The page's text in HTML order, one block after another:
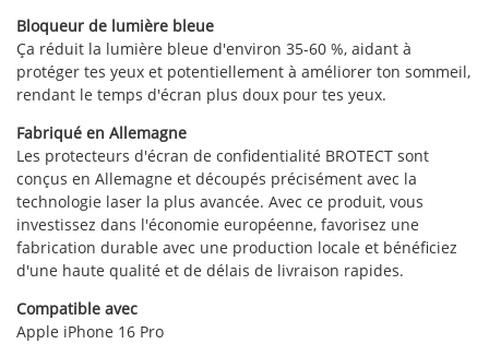
Bloqueur de lumière bleue
Ça réduit la lumière bleue d'environ 35-60 %, aidant à
protéger tes yeux et potentiellement à améliorer ton sommeil,
rendant le temps d'écran plus doux pour tes yeux.
Fabriqué en Allemagne
Les protecteurs d'écran de confidentialité BROTECT sont
conçus en Allemagne et découpés précisément avec la
technologie laser la plus avancée. Avec ce produit, vous
investissez dans l'économie européenne, favorisez une
fabrication durable avec une production locale et bénéficiez
d'une haute qualité et de délais de livraison rapides.
Compatible avec
Apple iPhone 16 Pro